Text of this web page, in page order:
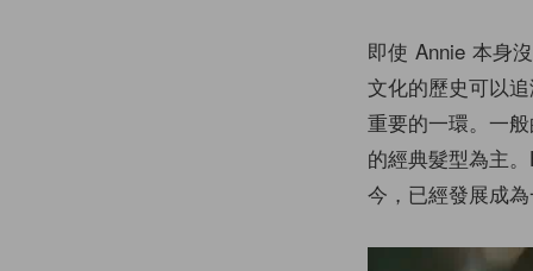
即使 Annie 本身
文化的歷史可以
重要的一環。一
的經典髮型為主
今，已經發展成